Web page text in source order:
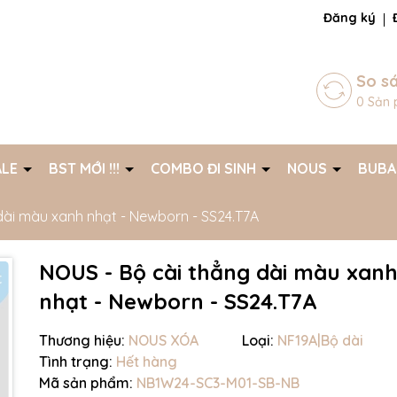
chờ đợi bạn Đăng ký
So
0 Sản
BST MỚI !!! COMBO ĐI SINH NOUS
màu xanh nhạt - Newborn - SS24.T7A
NOUS - Bộ cài thẳng dài màu xanh
nhạt - Newborn - SS24.T7A
Thương hiệu: NOUS XÓA Loại: NF19A|Bộ dài
Tình trạng: Hết hàng
Mã sản phẩm: NB1W24-SC3-M01-SB-NB
Mã giảm giá: